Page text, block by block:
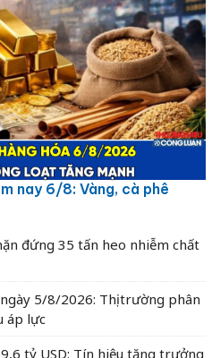
nay 6/8: Vàng, cà phê
đứng 35 tấn heo nhiễm chất
5/8/2026: Thị trường phân
áp lực
tỷ USD: Tín hiệu tăng trưởng